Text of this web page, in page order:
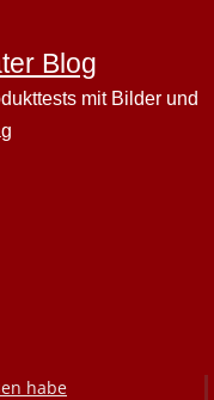
Blog
mit Bilder und
habe